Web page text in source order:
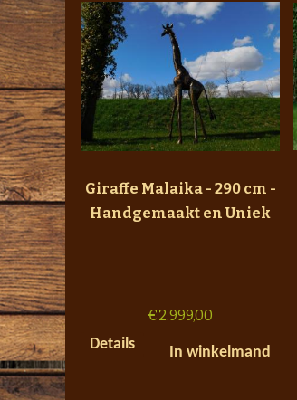
Giraffe Malaika - 290 cm -
Handgemaakt en Uniek
€2.999,00
Details
In winkelmand